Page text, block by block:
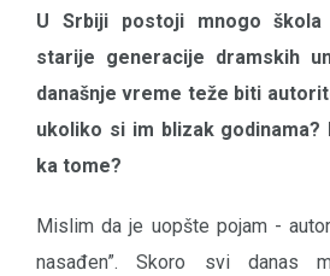
U Srbiji postoji mnogo
starije generacije dramskih
današnje vreme teže biti
ukoliko si im blizak godinama?
ka tome?
Mislim da je uopšte pojam -
nasađen”. Skoro svi danas